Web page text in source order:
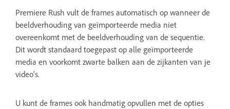
Premiere Rush vult de frames automatisch op wanneer de
beeldverhouding van geïmporteerde media niet
overeenkomt met de beeldverhouding van de sequentie.
Dit wordt standaard toegepast op alle geïmporteerde
media en voorkomt zwarte balken aan de zijkanten van je
video's.
U kunt de frames ook handmatig opvullen met de opties